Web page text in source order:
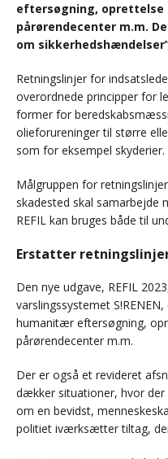
eftersøgning, oprettelse
pårørendecenter m.m.
om
Retningslinjer for
overordnede principper for
former for
olieforureninger til større
som for eksempel skyderier.
Målgruppen for
skadested skal samarbejde
REFIL kan bruges både til
Erstatter
Den nye udgave, REFIL
varslingssystemet
humanitær eftersøgning,
pårørendecenter m.m.
Der er også et revideret
dækker situationer, hvor
om en bevidst,
politiet iværksætter tiltag,